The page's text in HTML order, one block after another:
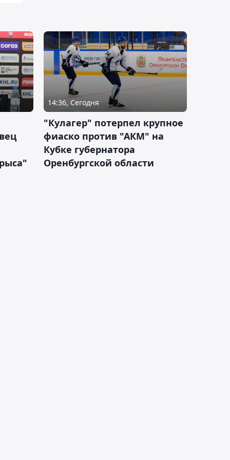
14:36, Сегодня
"Кулагер" потерпел крупное
фиаско против "АКМ" на
Кубке губернатора
Оренбургской области